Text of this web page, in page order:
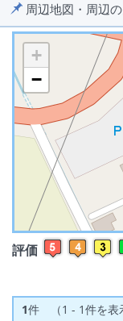
周辺地図・周辺
※ マ
+
−
評価
1件 （1 - 1件を表